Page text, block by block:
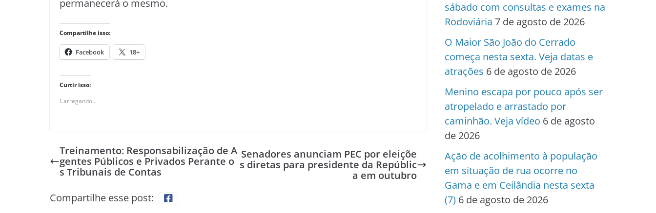
permanecerá o mesmo.
Compartilhe isso:
Facebook 18+
Curtir isso:
Carregando...
Treinamento: Responsabilização de A
gentes Públicos e Privados Perante o
s Tribunais de Contas
Senadores anunciam PEC por eleiçõe
s diretas para presidente da Repúblic
a em outubro
Compartilhe esse post:
sábado com consultas e exames na
Rodoviária 7 de agosto de 2026
O Maior São João do Cerrado
começa nesta sexta. Veja datas e
atrações 6 de agosto de 2026
Menino escapa por pouco após ser
atropelado e arrastado por
caminhão. Veja vídeo 6 de agosto
de 2026
Ação de acolhimento à população
em situação de rua ocorre no
Gama e em Ceilândia nesta sexta
(7) 6 de agosto de 2026